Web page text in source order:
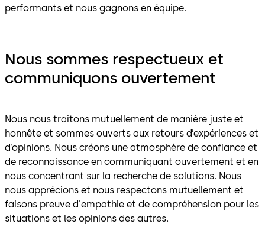
performants et nous gagnons en équipe.
Nous sommes respectueux et
communiquons ouvertement
Nous nous traitons mutuellement de manière juste et
honnête et sommes ouverts aux retours d’expériences et
d’opinions. Nous créons une atmosphère de confiance et
de reconnaissance en communiquant ouvertement et en
nous concentrant sur la recherche de solutions. Nous
nous apprécions et nous respectons mutuellement et
faisons preuve d'empathie et de compréhension pour les
situations et les opinions des autres.